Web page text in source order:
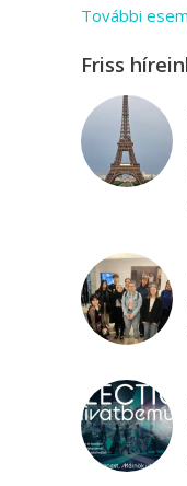
További
Friss